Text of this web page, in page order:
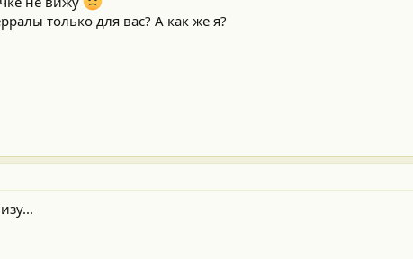
только для вас? А как же я?